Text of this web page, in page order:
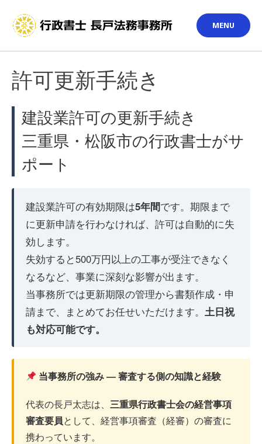
content
MENU
許可更新手続き
建設業許可の更新手続き
三重県・松阪市の行政書士がサ
ポート
建設業許可の有効期限は5年間です。期限まで
に更新申請を行わなければ、許可は自動的に失
効します。
失効すると500万円以上の工事が受注できなく
なるなど、事業に深刻な影響が出ます。
当事務所では更新期限の管理から書類作成・申
請まで、まとめてお任せいただけます。 土日祝
も対応可能です。
当事務所の強み ― 審査する側の知識と経験
代表の長戸太志は、 三重県行政書士会の経営事項
審査要員として、経営事項審査（経審）の審査に
携わっています。